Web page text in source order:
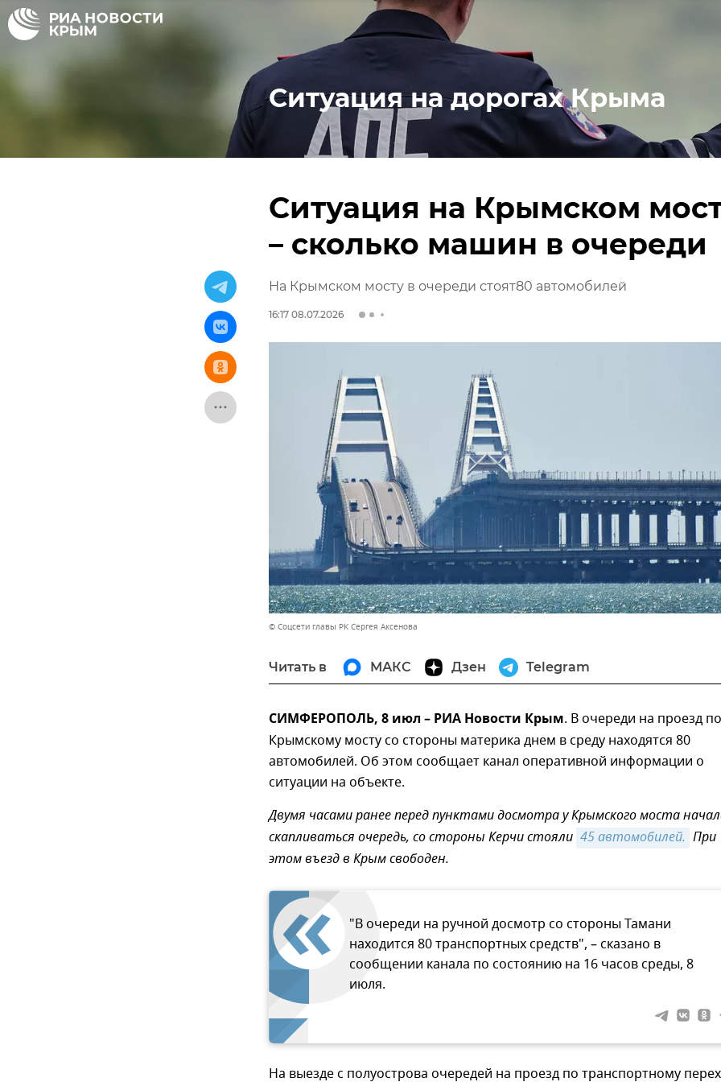
Ситуация на дорогах Крыма
Ситуация на Крымском
– сколько машин в очереди
На Крымском мосту в очереди стоят80 автомобилей
16:17 08.07.2026
© Соцсети главы РК Сергея Аксенова
Читать в МАКС Дзен Telegram
СИМФЕРОПОЛЬ, 8 июл – РИА Новости Крым. В очереди на проезд по
Крымскому мосту со стороны материка днем в среду находятся 80
автомобилей. Об этом сообщает канал оперативной информации о
ситуации на объекте.
Двумя часами ранее перед пунктами досмотра у Крымского моста
скапливаться очередь, со стороны Керчи стояли 45 автомобилей. При
этом въезд в Крым свободен.
"В очереди на ручной досмотр со стороны Тамани
находится 80 транспортных средств", – сказано в
сообщении канала по состоянию на 16 часов среды, 8
июля.
На выезде с полуострова очередей на проезд по транспортному